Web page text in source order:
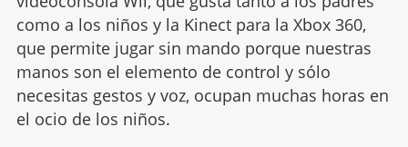
como a los niños y la Kinect para la Xbox 360,
que permite jugar sin mando porque nuestras
manos son el elemento de control y sólo
necesitas gestos y voz, ocupan muchas horas en
el ocio de los niños.